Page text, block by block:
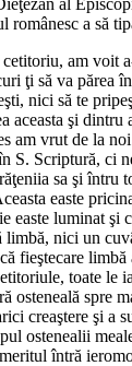
românesc a să
am voit
ţi să va părea
nici să te
aceasta şi dintru
am vrut de la
S. Scriptură, ci
sa şi întru
easte
easte luminat şi
limbă, nici un
fieştecare limbă
toate le
osteneală spre
creaştere şi a
ostenealii
întră